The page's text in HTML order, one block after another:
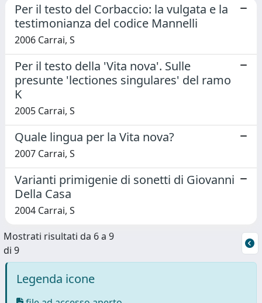
Per il testo del Corbaccio: la vulgata e la
testimonianza del codice Mannelli
2006 Carrai, S
Per il testo della 'Vita nova'. Sulle
presunte 'lectiones singulares' del ramo
K
2005 Carrai, S
Quale lingua per la Vita nova?
2007 Carrai, S
Varianti primigenie di sonetti di Giovanni
Della Casa
2004 Carrai, S
Mostrati risultati da 6 a 9
di 9
Legenda icone